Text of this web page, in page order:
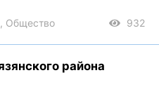
Общество 932
района